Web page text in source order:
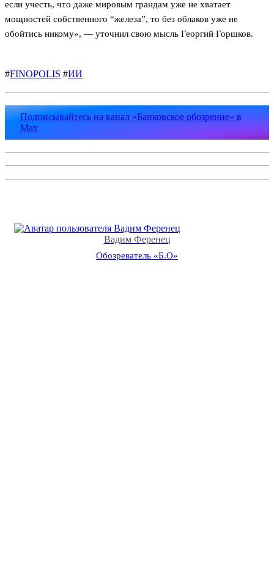
если учесть, что даже мировым грандам уже не хватает
мощностей собственного “железа”, то без облаков уже не
обойтись никому», — уточнил свою мысль Георгий Горшков.
#FINOPOLIS #ИИ
Подписывайтесь на канал «Банковское обозрение» в
Max
Вадим Ференец
Обозреватель «Б.О»